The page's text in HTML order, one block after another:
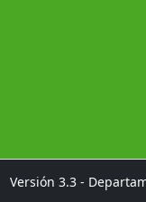
Versión 3.3 -